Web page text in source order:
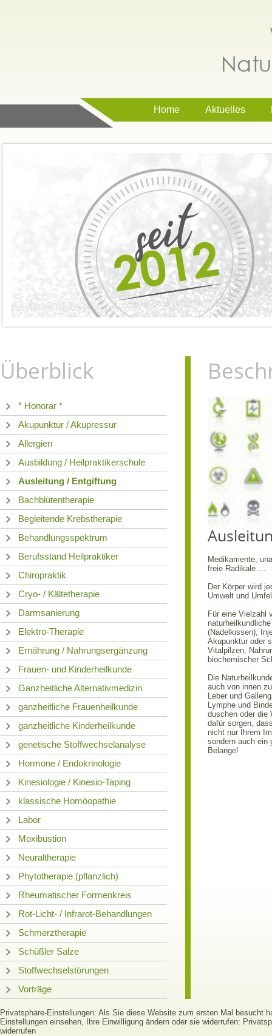
Home Aktuelles
Überblick
* Honorar *
Akupunktur / Akupressur
Allergien
Ausbildung / Heilpraktikerschule
Ausleitung / Entgiftung
Bachblütentherapie
Begleitende Krebstherapie
Behandlungsspektrum
Berufsstand Heilpraktiker
Chiropraktik
Cryo- / Kältetherapie
Darmsanierung
Elektro-Therapie
Ernährung / Nahrungsergänzung
Frauen- und Kinderheilkunde
Ganzheitliche Alternativmedizin
ganzheitliche Frauenheilkunde
ganzheitliche Kinderheilkunde
genetische Stoffwechselanalyse
Hormone / Endokrinologie
Kinesiologie / Kinesio-Taping
klassische Homöopathie
Labor
Moxibustion
Neuraltherapie
Phytotherapie (pflanzlich)
Rheumatischer Formenkreis
Rot-Licht- / Infrarot-Behandlungen
Schmerztherapie
Schüßler Salze
Stoffwechselstörungen
Vorträge
Medikamente,
freie Radikale….
Der Körper wird
Umwelt und
Für eine Vielzahl
(Nadelkissen),
Akupunktur oder
Vitalpilzen,
biochemischer
Die
auch von innen
Leber und
Lymphe und
duschen oder die
dafür sorgen,
nicht nur Ihrem
sondern auch ein
Belange!
Privatsphäre-Einstellungen: Als Sie diese Website zum ersten Mal besucht
Einstellungen einsehen, Ihre Einwilligung ändern oder sie widerrufen:
widerrufen